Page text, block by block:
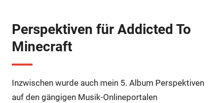
Perspektiven für Addicted To
Minecraft
Inzwischen wurde auch mein 5. Album Perspektiven
auf den gängigen Musik-Onlineportalen